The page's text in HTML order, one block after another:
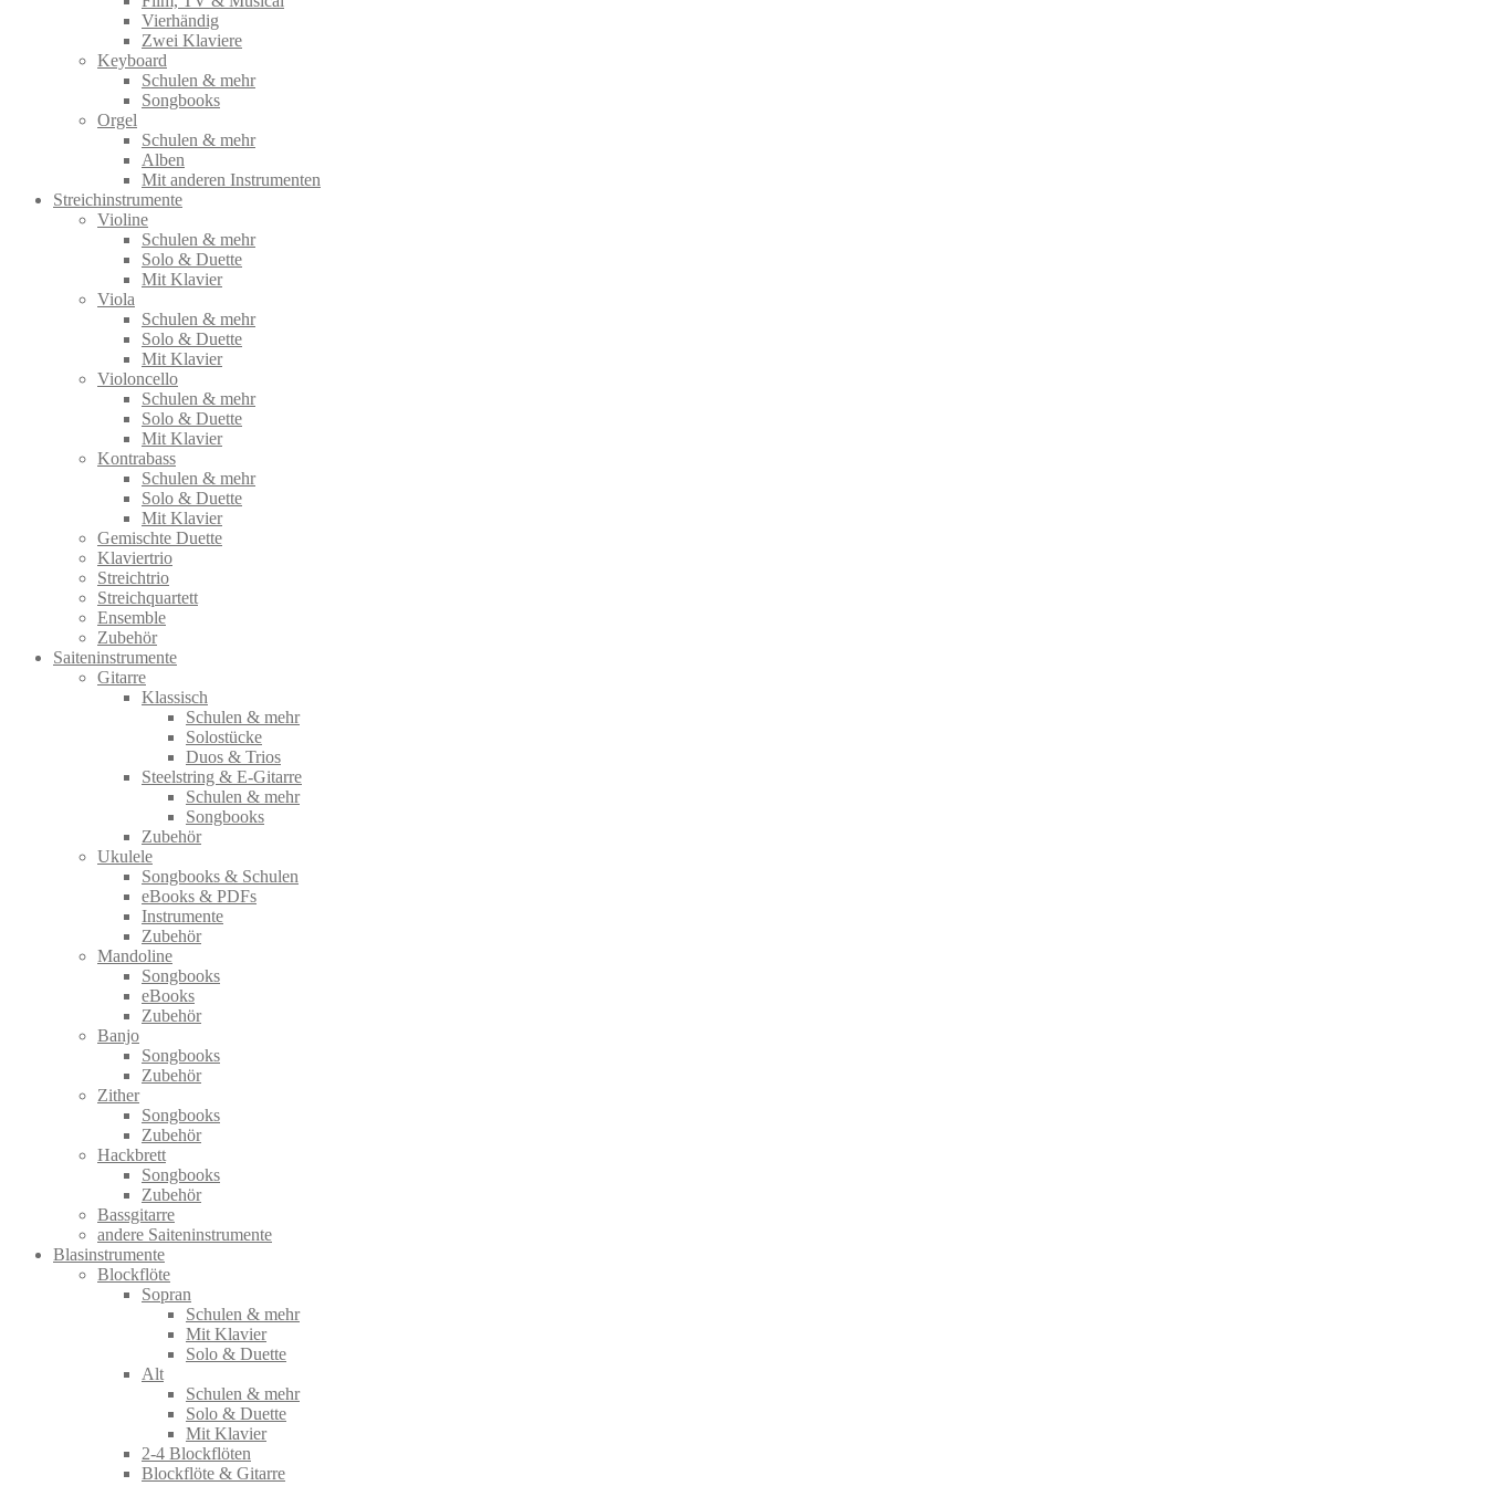
Vierhändig
Zwei Klaviere
Keyboard
Schulen & mehr
Songbooks
Orgel
Schulen & mehr
Alben
Mit anderen Instrumenten
Streichinstrumente
Violine
Schulen & mehr
Solo & Duette
Mit Klavier
Viola
Schulen & mehr
Solo & Duette
Mit Klavier
Violoncello
Schulen & mehr
Solo & Duette
Mit Klavier
Kontrabass
Schulen & mehr
Solo & Duette
Mit Klavier
Gemischte Duette
Klaviertrio
Streichtrio
Streichquartett
Ensemble
Zubehör
Saiteninstrumente
Gitarre
Klassisch
Schulen & mehr
Solostücke
Duos & Trios
Steelstring & E-Gitarre
Schulen & mehr
Songbooks
Zubehör
Ukulele
Songbooks & Schulen
eBooks & PDFs
Instrumente
Zubehör
Mandoline
Songbooks
eBooks
Zubehör
Banjo
Songbooks
Zubehör
Zither
Songbooks
Zubehör
Hackbrett
Songbooks
Zubehör
Bassgitarre
andere Saiteninstrumente
Blasinstrumente
Blockflöte
Sopran
Schulen & mehr
Mit Klavier
Solo & Duette
Alt
Schulen & mehr
Solo & Duette
Mit Klavier
2-4 Blockflöten
Blockflöte & Gitarre